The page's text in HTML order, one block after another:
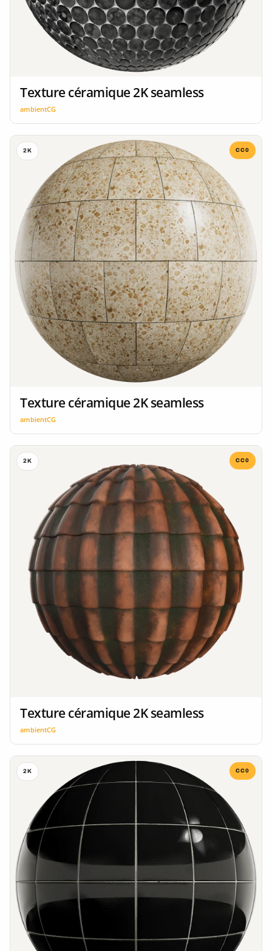
Texture céramique 2K seamless
ambientCG
2K CC0
Texture céramique 2K seamless
ambientCG
2K CC0
Texture céramique 2K seamless
ambientCG
2K CC0